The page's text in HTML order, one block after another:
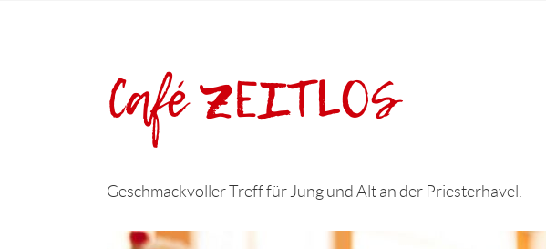
Café ZEITLOS
Geschmackvoller Treff für Jung und Alt an der Priesterhavel.